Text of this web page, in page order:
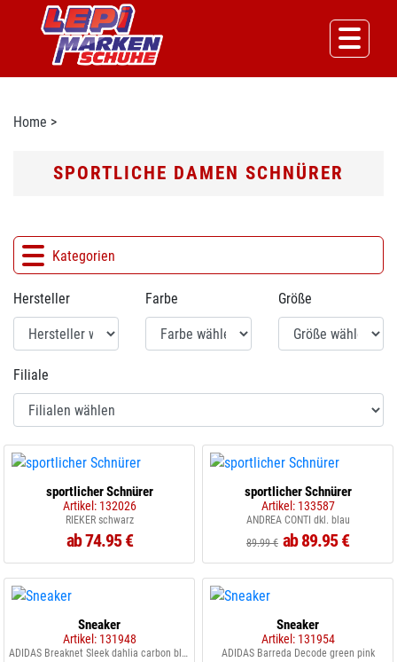
Home >
SPORTLICHE DAMEN SCHNÜRER
Kategorien
Hersteller Farbe Größe
Filiale
sportlicher Schnürer
Artikel: 132026
RIEKER schwarz
ab 74.95 €
sportlicher Schnürer
Artikel: 133587
ANDREA CONTI dkl. blau
89.99 € ab 89.95 €
Sneaker
Artikel: 131948
ADIDAS Breaknet Sleek dahlia carbon black
Sneaker
Artikel: 131954
ADIDAS Barreda Decode green pink